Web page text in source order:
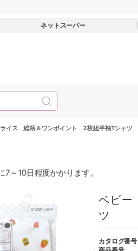
ネットスーパー
イス 総柄＆ワンポイント 2枚組半袖Tシャツ
7～10日程度かかります。
ベビー
ツ
カタログ番号